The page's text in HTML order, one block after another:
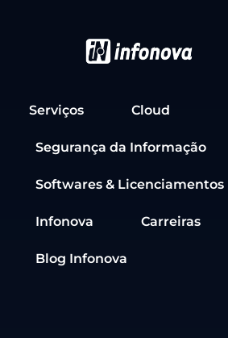
Serviços Cloud
Segurança da Informação
Softwares & Licenciamentos
Infonova Carreiras
Blog Infonova